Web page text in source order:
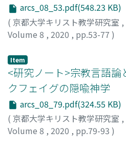
arcs_08_53.pdf(548.23 KB)
( 京都大学キリスト教学研究室 ,
Volume 8 , 2020 , pp.53-77 )
Item
<研究ノート>宗教言語論
クフェイグの隠喩神学
arcs_08_79.pdf(324.55 KB)
( 京都大学キリスト教学研究室 ,
Volume 8 , 2020 , pp.79-93 )